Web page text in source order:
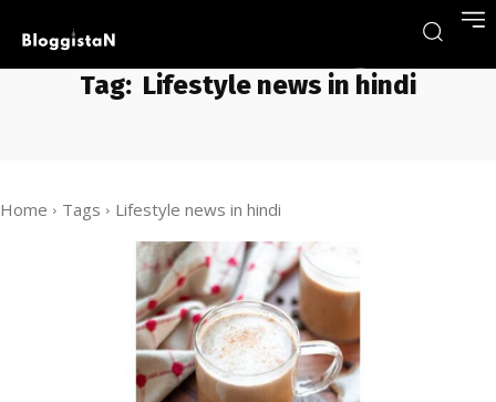
Tag: Lifestyle news in hindi
Home Tags Lifestyle news in hindi